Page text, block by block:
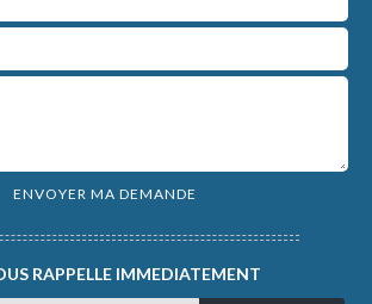
RAPPELLE IMMEDIATEMENT